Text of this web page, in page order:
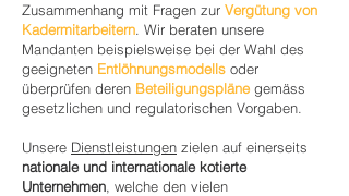
Zusammenhang mit Fragen zur Vergütung von
Kadermitarbeitern . Wir beraten unsere
Mandanten beispielsweise bei der Wahl des
geeigneten Entlöhnungsmodells oder
überprüfen deren Beteiligungsplänegemäss
gesetzlichen und regulatorischen Vorgaben.
Unsere Dienstleistungen zielen auf einerseits
nationale und internationale kotierte
Unternehmen , welche den vielen